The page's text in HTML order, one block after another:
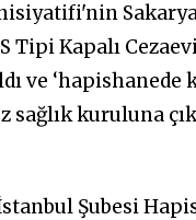
Tipi Kapalı
ve
sağlık kuruluna
Şubesi